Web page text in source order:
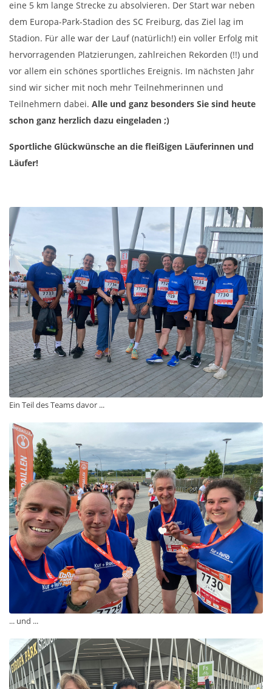
eine 5 km lange Strecke zu absolvieren. Der Start war neben
dem Europa-Park-Stadion des SC Freiburg, das Ziel lag im
Stadion. Für alle war der Lauf (natürlich!) ein voller Erfolg mit
hervorragenden Platzierungen, zahlreichen Rekorden (!!) und
vor allem ein schönes sportliches Ereignis. Im nächsten Jahr
sind wir sicher mit noch mehr Teilnehmerinnen und
Teilnehmern dabei. Alle und ganz besonders Sie sind heute
schon ganz herzlich dazu eingeladen ;)
Sportliche Glückwünsche an die fleißigen Läuferinnen und
Läufer!
Ein Teil des Teams davor ...
... und ...